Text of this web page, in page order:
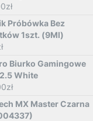
zł
Próbówka Bez
1szt. (9Ml)
Biurko Gamingowe
White
zł
MX Master Czarna